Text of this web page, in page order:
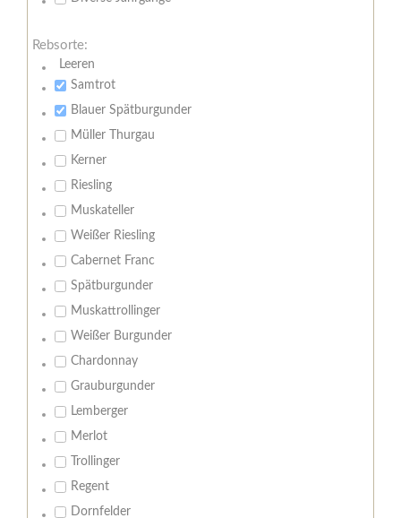
Rebsorte:
Leeren
Samtrot
Blauer Spätburgunder
Müller Thurgau
Kerner
Riesling
Muskateller
Weißer Riesling
Cabernet Franc
Spätburgunder
Muskattrollinger
Weißer Burgunder
Chardonnay
Grauburgunder
Lemberger
Merlot
Trollinger
Regent
Dornfelder